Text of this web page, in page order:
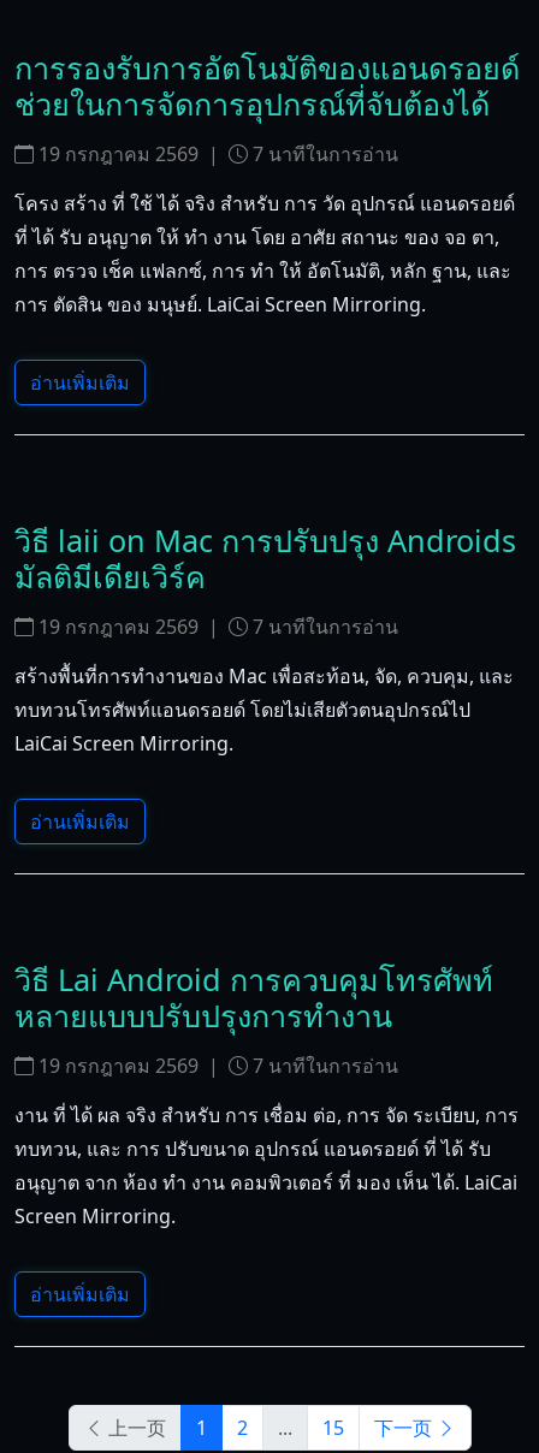
การรองรับการอัตโนมัติของแอนดรอยด์
ช่วยในการจัดการอุปกรณ์ที่จับต้องได้
19 กรกฎาคม 2569 | 7 นาทีในการอ่าน
โครง สร้าง ที่ ใช้ ได้ จริง สําหรับ การ วัด อุปกรณ์ แอนดรอยด์
ที่ ได้ รับ อนุญาต ให้ ทํา งาน โดย อาศัย สถานะ ของ จอ ตา,
การ ตรวจ เช็ค แฟลกซ์, การ ทํา ให้ อัตโนมัติ, หลัก ฐาน, และ
การ ตัดสิน ของ มนุษย์. LaiCai Screen Mirroring.
อ่านเพิ่มเติม
วิธี laii on Mac การปรับปรุง Androids
มัลติมีเดียเวิร์ค
19 กรกฎาคม 2569 | 7 นาทีในการอ่าน
สร้างพื้นที่การทํางานของ Mac เพื่อสะท้อน, จัด, ควบคุม, และ
ทบทวนโทรศัพท์แอนดรอยด์ โดยไม่เสียตัวตนอุปกรณ์ไป
LaiCai Screen Mirroring.
อ่านเพิ่มเติม
วิธี Lai Android การควบคุมโทรศัพท์
หลายแบบปรับปรุงการทํางาน
19 กรกฎาคม 2569 | 7 นาทีในการอ่าน
งาน ที่ ได้ ผล จริง สําหรับ การ เชื่อม ต่อ, การ จัด ระเบียบ, การ
ทบทวน, และ การ ปรับขนาด อุปกรณ์ แอนดรอยด์ ที่ ได้ รับ
อนุญาต จาก ห้อง ทํา งาน คอมพิวเตอร์ ที่ มอง เห็น ได้. LaiCai
Screen Mirroring.
อ่านเพิ่มเติม
上一页 1 2 ... 15 下一页